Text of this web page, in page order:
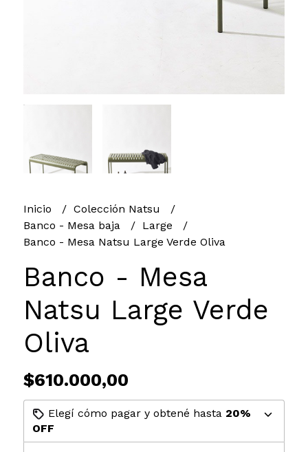
Inicio
Colección Natsu
Banco - Mesa baja
Large
Banco - Mesa Natsu Large Verde Oliva
Banco - Mesa
Natsu Large Verde
Oliva
$610.000,00
Elegí cómo pagar y obtené hasta 20%
OFF